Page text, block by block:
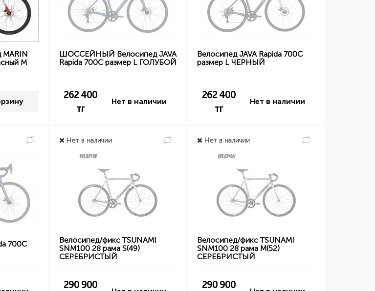
MARIN
М
ШОССЕЙНЫЙ Велосипед JAVA
Rapida 700C размер L ГОЛУБОЙ
262 400
тг
Нет в наличии
Велосипед JAVA Rapida 700C
размер L ЧЕРНЫЙ
262 400
тг
Нет в наличии
700C
Нет в наличии
Велосипед/фикс TSUNAMI
SNM100 28 рама S(49)
СЕРЕБРИСТЫЙ
290 900
Нет в наличии
Велосипед/фикс TSUNAMI
SNM100 28 рама M(52)
СЕРЕБРИСТЫЙ
290 900